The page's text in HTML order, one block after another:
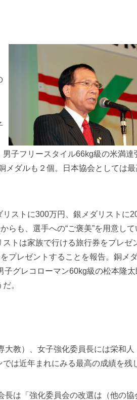
子フリースタイル66kg級の米満達
メダルも２個。日本協会としては
ストに300万円、銀メダリストに
も、選手への“ご褒美”を用意して
トは家族で行ける旅行券をプレゼ
プレゼントすることを報告。銅メ
子グレコローマン60kg級の松本隆
。
教）、女子強化委員長には栄和人
は近年まれにみる最高の成績を残
は「強化委員会の改選は（他の協